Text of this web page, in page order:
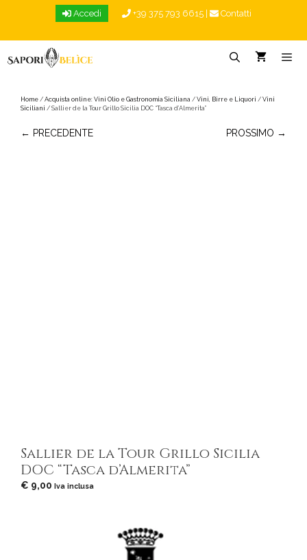
Accedi +39 375 793 6615 Contatti
Home / Acquista online: Vini Olio e Gastronomia Siciliana / Vini, Birre e Liquori / Vini
Siciliani / Sallier de la Tour Grillo Sicilia DOC “Tasca d’Almerita”
← PRECEDENTE PROSSIMO →
Sallier de la Tour Grillo Sicilia
DOC “Tasca d’Almerita”
€ 9,00 Iva inclusa